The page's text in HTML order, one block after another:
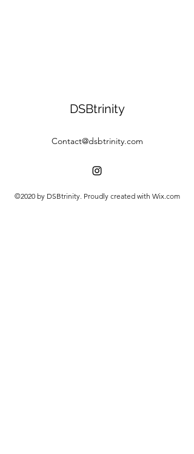
DSBtrinity
Contact@dsbtrinity.com
©2020 by DSBtrinity. Proudly created with Wix.com